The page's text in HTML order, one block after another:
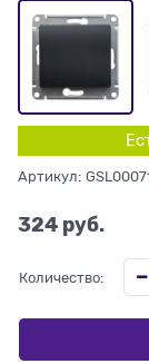
Артикул:
324 руб.
Количество: